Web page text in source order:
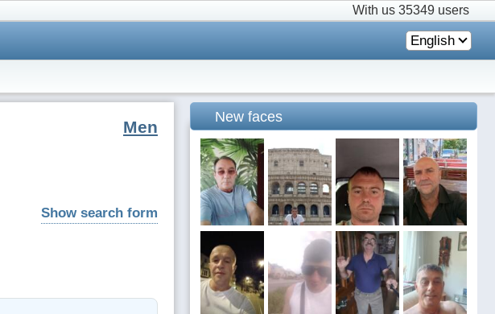
With us 35349 users
English
Men
Show search form
New faces